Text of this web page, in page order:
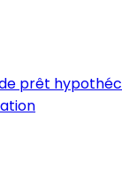
prêt